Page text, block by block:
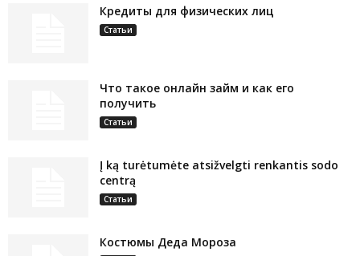
Кредиты для физических лиц
Статьи
Что такое онлайн займ и как его
получить
Статьи
Į ką turėtumėte atsižvelgti renkantis sodo
centrą
Статьи
Костюмы Деда Мороза